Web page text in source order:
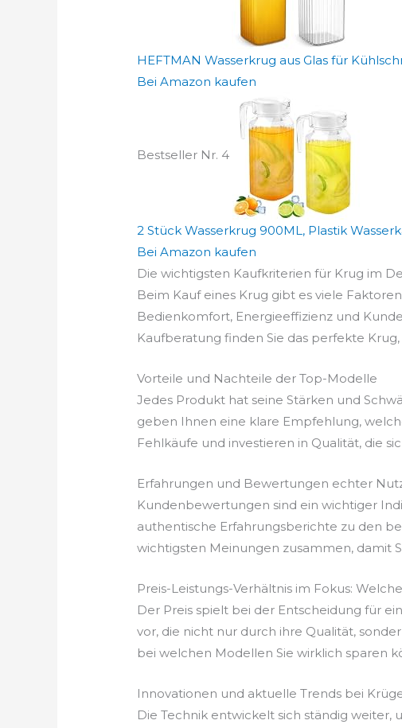
HEFTMAN Wasserkrug aus Glas für
Bei Amazon kaufen
Bestseller Nr. 4
2 Stück Wasserkrug 900ML, Plastik
Bei Amazon kaufen
Die wichtigsten Kaufkriterien für Krug im
Beim Kauf eines Krug gibt es viele
Bedienkomfort, Energieeffizienz und
Kaufberatung finden Sie das perfekte
Vorteile und Nachteile der Top-Modelle
Jedes Produkt hat seine Stärken und
geben Ihnen eine klare Empfehlung,
Fehlkäufe und investieren in Qualität, die
Erfahrungen und Bewertungen echter
Kundenbewertungen sind ein wichtiger
authentische Erfahrungsberichte zu den
wichtigsten Meinungen zusammen, damit
Preis-Leistungs-Verhältnis im Fokus:
Der Preis spielt bei der Entscheidung für
vor, die nicht nur durch ihre Qualität,
bei welchen Modellen Sie wirklich sparen
Innovationen und aktuelle Trends bei
Die Technik entwickelt sich ständig